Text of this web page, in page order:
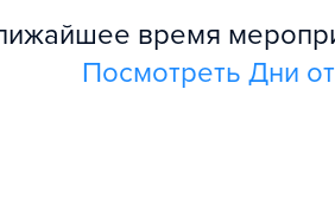
время
Посмотреть Дни